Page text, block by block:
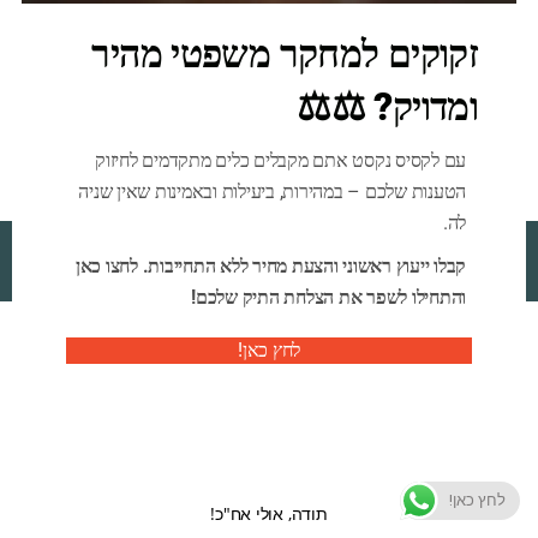
משהו מתבשל! אנחנו עובדים על החנות שלנו, והיא תושק בקרוב!
2026 By
Ensaf. All Rights Reserved.
לחץ כאן!
זקוקים למחקר משפטי מהיר
ומדויק? ⚖️⚖️
עם לקסיס נקסט אתם מקבלים כלים מתקדמים לחיזוק
הטענות שלכם – במהירות, ביעילות ובאמינות שאין שניה
לה.
קבלו ייעוץ ראשוני והצעת מחיר ללא התחייבות. לחצו כאן
והתחילו לשפר את הצלחת התיק שלכם!
לחץ כאן!
תודה, אולי אח"כ!